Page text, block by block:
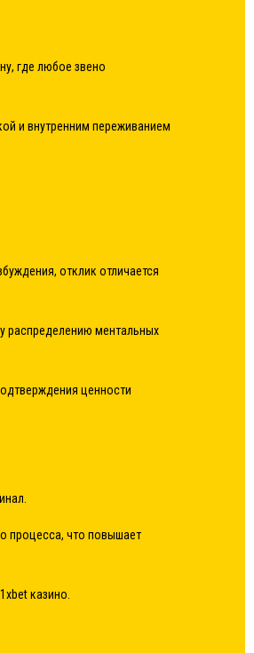
где любое звено
и внутренним переживанием
отклик отличается
распределению ментальных
ценности
процесса, что повышает
казино.